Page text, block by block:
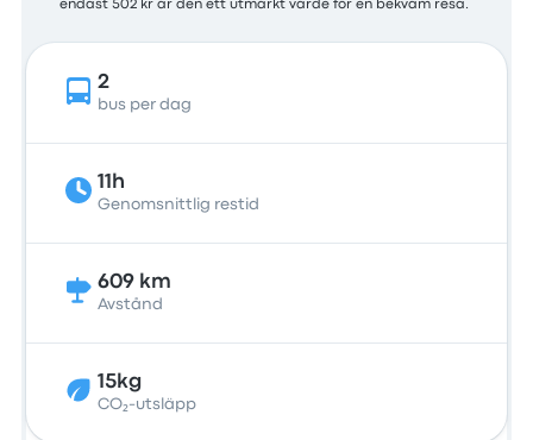
endast 502 kr är den ett utmärkt värde för en bekväm resa.
2
bus per dag
11h
Genomsnittlig restid
609 km
Avstånd
15kg
CO₂-utsläpp